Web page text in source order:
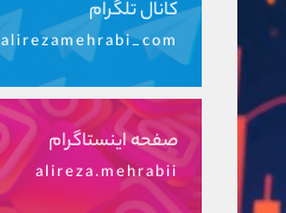
کانال تلگرام
alirezamehrabi_com
صفحه اینستاگرام
alireza.mehrabii